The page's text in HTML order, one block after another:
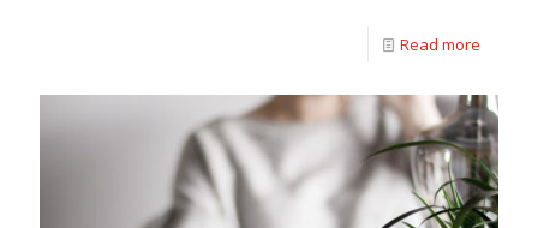
Read more